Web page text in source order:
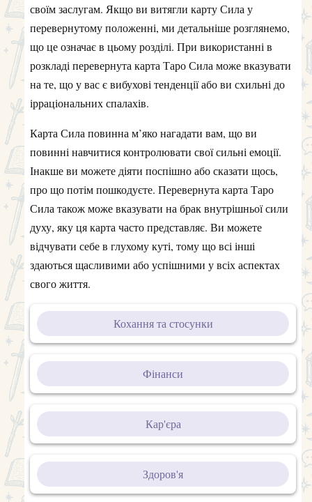
своїм заслугам. Якщо ви витягли карту Сила у
перевернутому положенні, ми детальніше розглянемо,
що це означає в цьому розділі. При використанні в
розкладі перевернута карта Таро Сила може вказувати
на те, що у вас є вибухові тенденції або ви схильні до
ірраціональних спалахів.
Карта Сила повинна м’яко нагадати вам, що ви
повинні навчитися контролювати свої сильні емоції.
Інакше ви можете діяти поспішно або сказати щось,
про що потім пошкодуєте. Перевернута карта Таро
Сила також може вказувати на брак внутрішньої сили
духу, яку ця карта часто представляє. Ви можете
відчувати себе в глухому куті, тому що всі інші
здаються щасливими або успішними у всіх аспектах
свого життя.
Кохання та стосунки
Фінанси
Кар'єра
Здоров'я